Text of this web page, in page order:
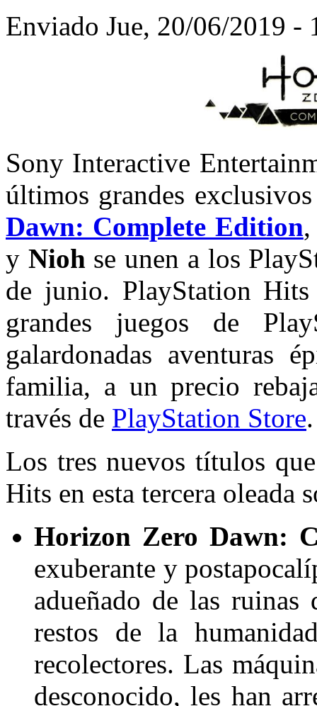
Enviado Jue, 20/06/2019 -
Sony Interactive
últimos grandes
Dawn: Complete Edition
y Nioh se unen a los
de junio. PlayStation
grandes juegos de
galardonadas aventuras
familia, a un precio
través de PlayStation Store.
Los tres nuevos títulos
Hits en esta tercera oleada
Horizon Zero Dawn:
exuberante y
adueñado de las
restos de la
recolectores. Las
desconocido, les han